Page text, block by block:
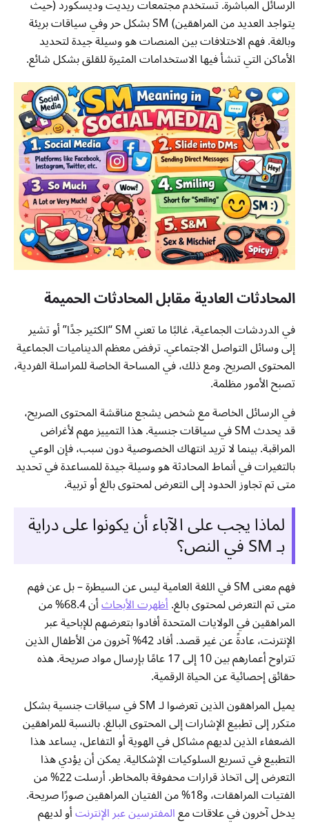
الرسائل المباشرة. تستخدم مجتمعات ريديت وديسكورد (حيث
يتواجد العديد من المراهقين) SM بشكل حر وفي سياقات بريئة
وبالغة. فهم الاختلافات بين المنصات هو وسيلة جيدة لتحديد
الأماكن التي تنشأ فيها الاستخدامات المثيرة للقلق بشكل شائع.
المحادثات العادية مقابل المحادثات الحميمة
في الدردشات الجماعية، غالبًا ما تعني SM “الكثير جدًا” أو تشير
إلى وسائل التواصل الاجتماعي. ترفض معظم الديناميات الجماعية
المحتوى الصريح. ومع ذلك، في المساحة الخاصة للمراسلة الفردية،
تصبح الأمور مظلمة.
في الرسائل الخاصة مع شخص يشجع مناقشة المحتوى الصريح،
قد يحدث SM في سياقات جنسية. هذا التمييز مهم لأغراض
المراقبة. بينما لا تريد انتهاك الخصوصية دون سبب، فإن الوعي
بالتغيرات في أنماط المحادثة هو وسيلة جيدة للمساعدة في تحديد
متى تم تجاوز الحدود إلى التعرض لمحتوى بالغ أو تربية.
لماذا يجب على الآباء أن يكونوا على دراية
بـ SM في النص؟
فهم معنى SM في اللغة العامية ليس عن السيطرة – بل عن فهم
متى تم التعرض لمحتوى بالغ.أظهرت الأبحاث أن 68.4% من
المراهقين في الولايات المتحدة أفادوا بتعرضهم للإباحية عبر
الإنترنت، عادةً عن غير قصد. أفاد 42% آخرون من الأطفال الذين
تتراوح أعمارهم بين 10 إلى 17 عامًا بإرسال مواد صريحة. هذه
حقائق إحصائية عن الحياة الرقمية.
يميل المراهقون الذين تعرضوا لـ SM في سياقات جنسية بشكل
متكرر إلى تطبيع الإشارات إلى المحتوى البالغ. بالنسبة للمراهقين
الضعفاء الذين لديهم مشاكل في الهوية أو التفاعل، يساعد هذا
التطبيع في تسريع السلوكيات الإشكالية. يمكن أن يؤدي هذا
التعرض إلى اتخاذ قرارات محفوفة بالمخاطر. أرسلت 22% من
الفتيات المراهقات، و18% من الفتيان المراهقين صورًا صريحة.
يدخل آخرون في علاقات معالمفترسين عبر الإنترنتأو لديهم